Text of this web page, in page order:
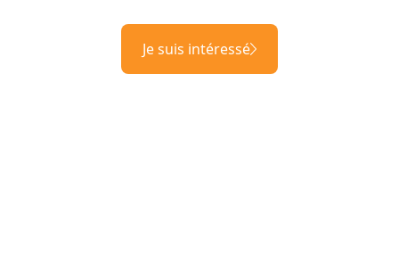
Je suis intéressé